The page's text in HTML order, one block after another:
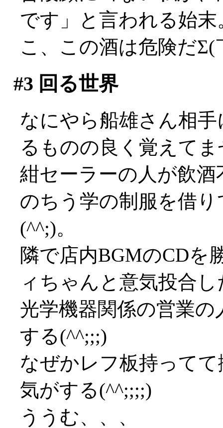
です」と言われる始末
こ、この酒は危険だΣ(
#3 回る世界
なにやら船雄さん相
るものの良く覚えて
紺セーラーの人が飲
のちう学の制服を借
(^^;)。
隣で店内BGMのCDを
ィちゃんと意気投合
光学機器関係の営業
する(^^;;;)
なぜかレフ板持って
気がする(^^;;;;)
ううむ、、、